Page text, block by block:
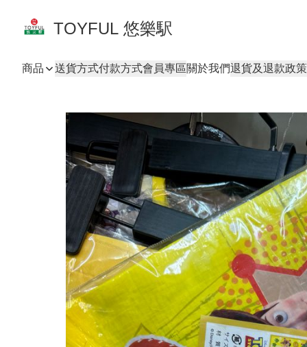
TOYFUL 悠樂駅
商品 送貨方式付款方式會員專區關於我們退貨及退款政策